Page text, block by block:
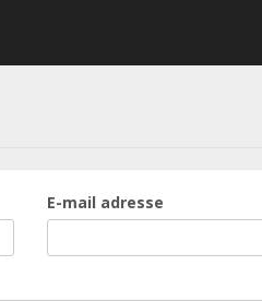
E-mail adresse